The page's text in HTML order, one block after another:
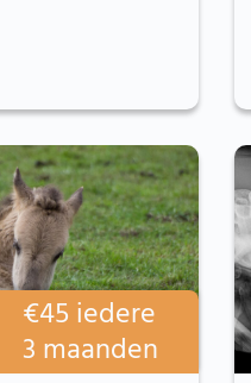
€45 iedere
3 maanden